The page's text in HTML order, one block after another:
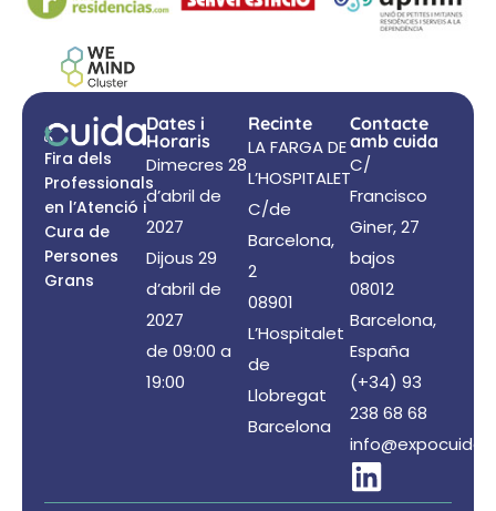
Fira dels
Professionals
en l’Atenció i
Cura de
Persones
Grans
Dates i
Horaris
Dimecres 28
d’abril de
2027
Dijous 29
d’abril de
2027
de 09:00 a
19:00
Recinte
LA FARGA DE
L’HOSPITALET
C/de
Barcelona,
2
08901
L’Hospitalet
de
Llobregat
Barcelona
Contacte
amb cuida
C/
Francisco
Giner, 27
bajos
08012
Barcelona,
España
(+34) 93
238 68 68